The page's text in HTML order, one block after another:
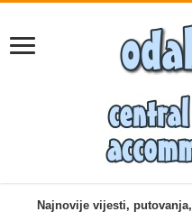
Najnovije vijesti,